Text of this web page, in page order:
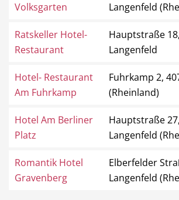
Sport & Freizeit Gesundheit
Volksgarten
Langenfeld
Ratskeller Hotel-
Restaurant
Hauptstraße
Langenfeld
Hotel- Restaurant
Am Fuhrkamp
Fuhrkamp 2,
(Rheinland)
Hotel Am Berliner
Platz
Hauptstraße
Langenfeld
Romantik Hotel
Gravenberg
Elberfelder
Langenfeld